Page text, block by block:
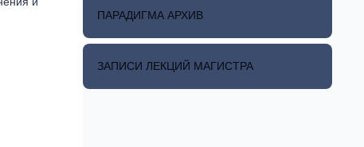
ПАРАДИГМА АРХИВ
ЗАПИСИ ЛЕКЦИЙ МАГИСТРА